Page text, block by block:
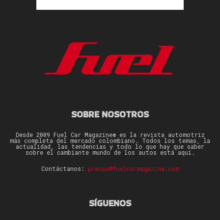
SOBRE NOSOTROS
Desde 2009 Fuel Car Magazine® es la revista automotriz
más completa del mercado colombiano. Todos los temas, la
actualidad, las tendencias y todo lo que hay que saber
sobre el cambiante mundo de los autos está aquí.
Contáctanos: prensa@fuelcarmagazine.com
SÍGUENOS